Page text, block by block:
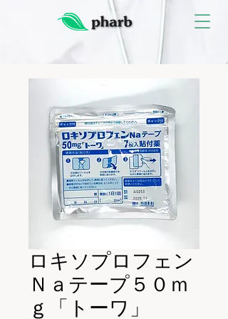
ロキソプロフェン
Ｎａテープ５０ｍ
ｇ「トーワ」